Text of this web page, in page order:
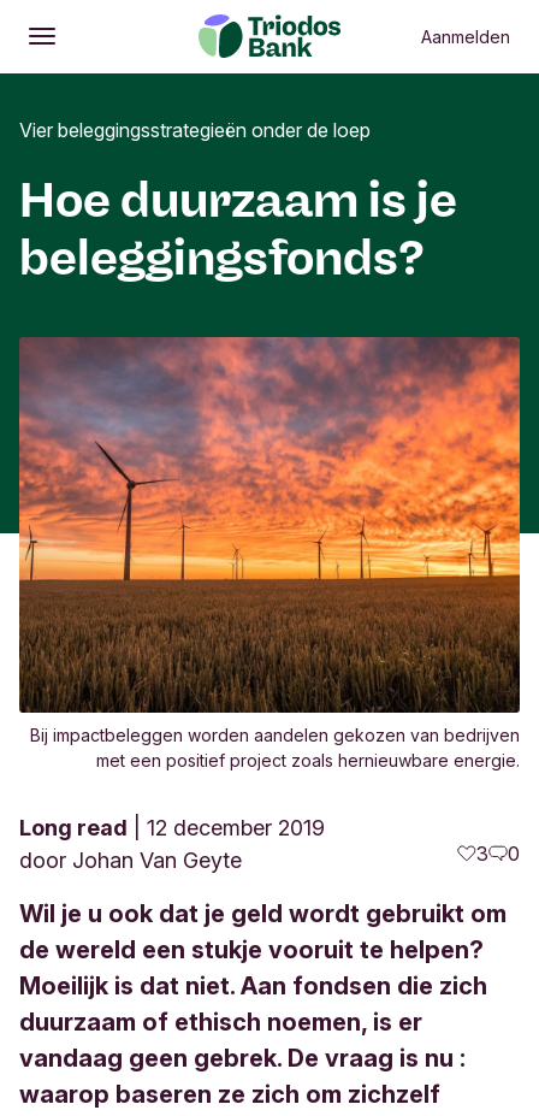
Openen
Hoofdmenu Aanmelden
Vier beleggingsstrategieën onder de loep
Hoe duurzaam is je
beleggingsfonds?
Bij impactbeleggen worden aandelen gekozen van bedrijven
met een positief project zoals hernieuwbare energie.
Long read
12 december 2019
door Johan Van Geyte 3 0
Wil je u ook dat je geld wordt gebruikt om
de wereld een stukje vooruit te helpen?
Moeilijk is dat niet. Aan fondsen die zich
duurzaam of ethisch noemen, is er
vandaag geen gebrek. De vraag is nu :
waarop baseren ze zich om zichzelf